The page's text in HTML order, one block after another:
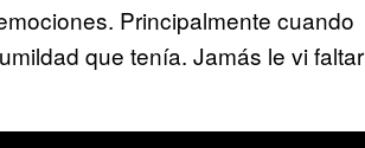
Principalmente cuando
que tenía. Jamás le vi faltar